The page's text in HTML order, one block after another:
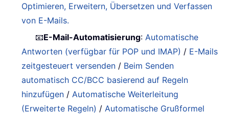
Optimieren, Erweitern, Übersetzen und Verfassen
von E-Mails.
📧E-Mail-Automatisierung: Automatische
Antworten (verfügbar für POP und IMAP) / E-Mails
zeitgesteuert versenden / Beim Senden
automatisch CC/BCC basierend auf Regeln
hinzufügen / Automatische Weiterleitung
(Erweiterte Regeln) / Automatische Grußformel